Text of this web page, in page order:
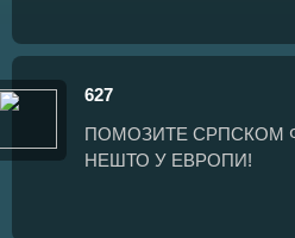
627
ПОМОЗИТЕ СРПСКОМ
НЕШТО У ЕВРОПИ!